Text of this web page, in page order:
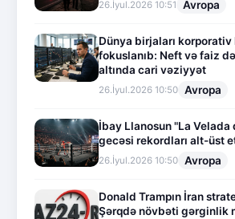
26.İyul.2026 10:51 Avropa
Dünya birjaları
fokuslanıb: Neft və faiz
altında cari vəziyyət
26.İyul.2026 10:50 Avropa
İbay Llanosun "La Velada
gecəsi rekordları alt-üst
26.İyul.2026 10:50 Avropa
Donald Trampın İran
Şərqdə növbəti gərginlik